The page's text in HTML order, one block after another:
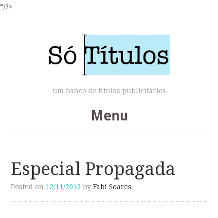
*/?>
um banco de títulos publicitários
Menu
content
Especial Propagada
Posted on 12/11/2015 byFabi Soares